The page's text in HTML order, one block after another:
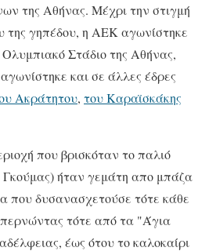
της Αθήνας. Μέχρι την στιγμή
της γηπέδου, η ΑΕΚ αγωνίστηκε
Στάδιο της Αθήνας,
και σε άλλες έδρες
Ακράτητου, του Καραϊσκάκης
που βρισκόταν το παλιό
ήταν γεμάτη απο μπάζα
που δυσανασχετούσε τότε κάθε
τότε από τα "Άγια
έως ότου το καλοκαίρι